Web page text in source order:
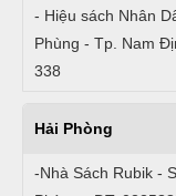
- Hiệu sách Nhân
Phùng - Tp. Nam
338
Hải Phòng
-Nhà Sách Rubik -